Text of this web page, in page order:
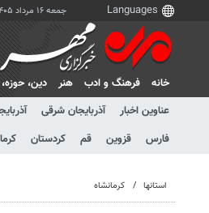
جمعه ۱۶ مرداد ۱۴۰۵
خانه فرهنگ و ادب هنر دين،
عناوین اخبار
آذربایجان شرقی
فارس
قزوین قم کردستان
استانها کرمانشاه